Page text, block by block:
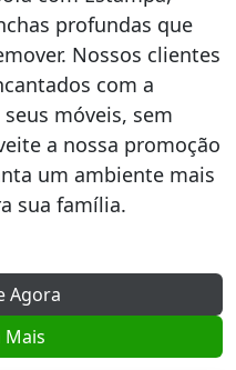
profundas que
Nossos clientes
com a
móveis, sem
a nossa promoção
um ambiente mais
sua família.
Agora
Mais